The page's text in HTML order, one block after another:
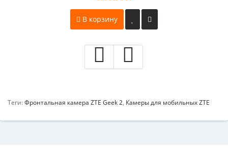
В корзину
Теги:Фронтальная камера ZTE Geek 2, Камеры для мобильных ZTE